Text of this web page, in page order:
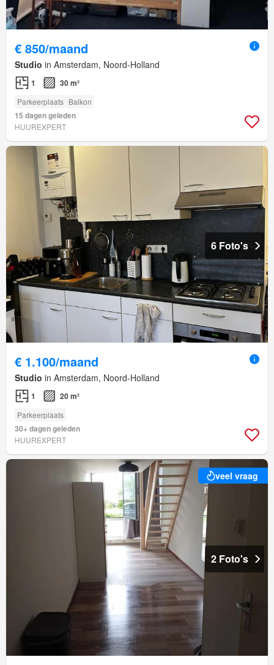
€ 850/maand
Studio in Amsterdam, Noord-Holland
1 30 m²
Parkeerplaats Balkon
15 dagen geleden
HUUREXPERT
6 Foto's
€ 1.100/maand
Studio in Amsterdam, Noord-Holland
1 20 m²
Parkeerplaats
30+ dagen geleden
HUUREXPERT
veel vraag
2 Foto's